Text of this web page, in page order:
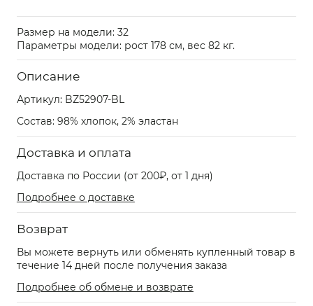
Размер на модели: 32
Параметры модели: рост 178 см, вес 82 кг.
Описание
Артикул: BZ52907-BL
Состав: 98% хлопок, 2% эластан
Доставка и оплата
Доставка по России (от 200₽, от 1 дня)
Подробнее о доставке
Возврат
Вы можете вернуть или обменять купленный товар в
течение 14 дней после получения заказа
Подробнее об обмене и возврате